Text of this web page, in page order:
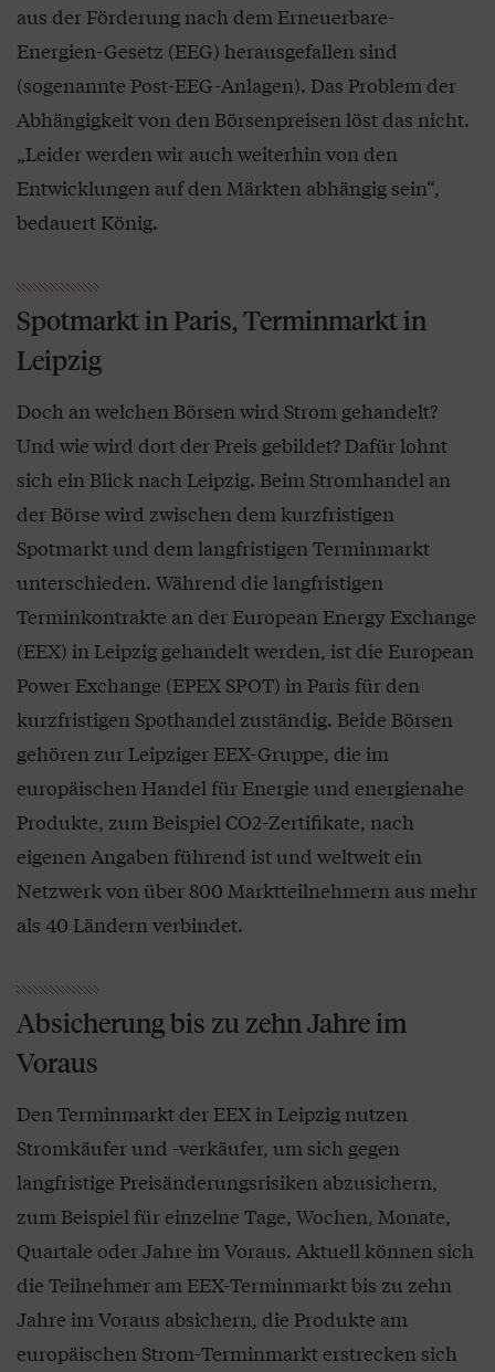
aus der Förderung nach dem Erneuerbare-
Energien-Gesetz (EEG) herausgefallen sind
(sogenannte Post-EEG-Anlagen). Das Problem der
Abhängigkeit von den Börsenpreisen löst das nicht.
„Leider werden wir auch weiterhin von den
Entwicklungen auf den Märkten abhängig sein“,
bedauert König.
Spotmarkt in Paris, Terminmarkt in
Leipzig
Doch an welchen Börsen wird Strom gehandelt?
Und wie wird dort der Preis gebildet? Dafür lohnt
sich ein Blick nach Leipzig. Beim Stromhandel an
der Börse wird zwischen dem kurzfristigen
Spotmarkt und dem langfristigen Terminmarkt
unterschieden. Während die langfristigen
Terminkontrakte an der European Energy Exchange
(EEX) in Leipzig gehandelt werden, ist die European
Power Exchange (EPEX SPOT) in Paris für den
kurzfristigen Spothandel zuständig. Beide Börsen
gehören zur Leipziger EEX-Gruppe, die im
europäischen Handel für Energie und energienahe
Produkte, zum Beispiel CO2-Zertifikate, nach
eigenen Angaben führend ist und weltweit ein
Netzwerk von über 800 Marktteilnehmern aus mehr
als 40 Ländern verbindet.
Absicherung bis zu zehn Jahre im
Voraus
Den Terminmarkt der EEX in Leipzig nutzen
Stromkäufer und -verkäufer, um sich gegen
langfristige Preisänderungsrisiken abzusichern,
zum Beispiel für einzelne Tage, Wochen, Monate,
Quartale oder Jahre im Voraus. Aktuell können sich
die Teilnehmer am EEX-Terminmarkt bis zu zehn
Jahre im Voraus absichern, die Produkte am
europäischen Strom-Terminmarkt erstrecken sich